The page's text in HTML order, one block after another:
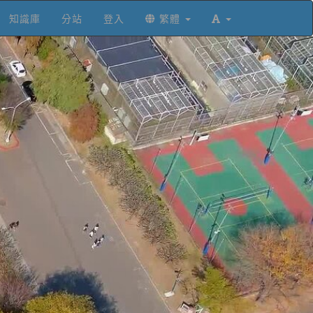
知識庫 分站 登入 繁體